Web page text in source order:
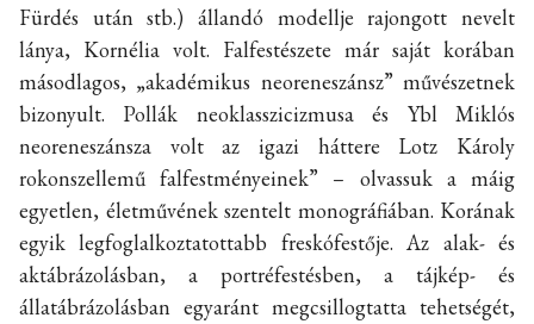
Fürdés után stb.) állandó modellje rajongott nevelt
lánya, Kornélia volt. Falfestészete már saját korában
másodlagos, „akadémikus neoreneszánsz” művészetnek
bizonyult. Pollák neoklasszicizmusa és Ybl Miklós
neoreneszánsza volt az igazi háttere Lotz Károly
rokonszellemű falfestményeinek” – olvassuk a máig
egyetlen, életművének szentelt monográfiában. Korának
egyik legfoglalkoztatottabb freskófestője. Az alak- és
aktábrázolásban, a portréfestésben, a tájkép- és
állatábrázolásban egyaránt megcsillogtatta tehetségét,